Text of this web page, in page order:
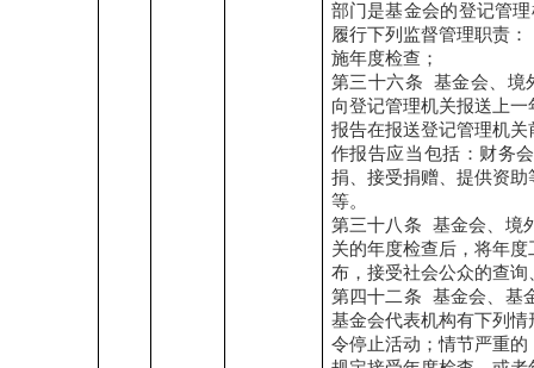
部门是基金会的登记管
履行下列监督管理职责
施年度检查 ；
第三十六条
基金会、境
向登记管理机关报送上
报告在报送登记管理机
作报告应当包括：财务
捐、接受捐赠、提供资
等。
第三十八条
基金会、境
关的年度检查后，将年
布，接受社会公众的查询
第四十二条
基金会、基
基金会代表机构有下列
令停止活动；情节严重